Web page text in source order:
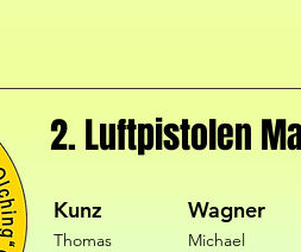
2. Luftpistolen
Kunz Wagner
Thomas Michael